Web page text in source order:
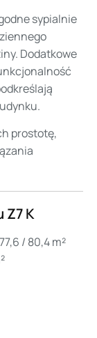
sypialnie
Dodatkowe
prostotę,
K
77,6 / 80,4 m²